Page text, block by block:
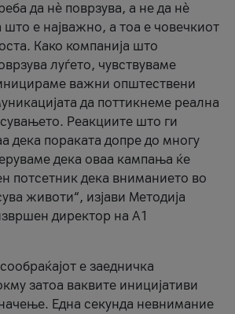
да нè поврзува, а не да нè
што е најважно, а тоа е човечкиот
Како компанија што
луѓето, чувствуваме
важни општествени
да поттикнеме реална
Реакциите што ги
дека пораката допре до многу
дека оваа кампања ќе
потсетник дека вниманието во
животи“, изјави Методија
директор на А1
е заедничка
затоа ваквите иницијативи
Една секунда невнимание